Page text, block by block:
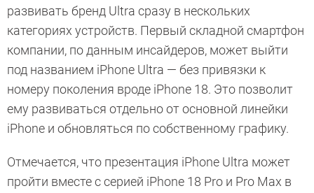
развивать бренд Ultra сразу в нескольких
категориях устройств. Первый складной смартфон
компании, по данным инсайдеров, может выйти
под названием iPhone Ultra — без привязки к
номеру поколения вроде iPhone 18. Это позволит
ему развиваться отдельно от основной линейки
iPhone и обновляться по собственному графику.
Отмечается, что презентация iPhone Ultra может
пройти вместе с серией iPhone 18 Pro и Pro Max в